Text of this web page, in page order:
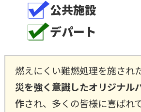
公共施設
デパート
燃えにくい難燃処理を施され
災を強く意識したオリジナル
作され、多くの皆様に喜ばれ